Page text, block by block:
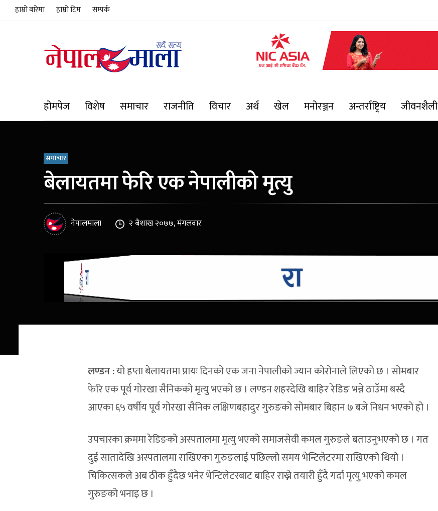
हाम्रो बारेमा हाम्रो टिम सम्पर्क
होमपेज विशेष समाचार राजनीति विचार अर्थ खेल मनोरञ्जन अन्तर्राष्ट्रिय जीवनशैली
समाचार
बेलायतमा फेरि एक नेपालीको मृत्यु
नेपालमाला २ बैशाख २०७७, मंगलवार
लण्डन:यो हप्ता बेलायतमा प्रायः दिनको एक जना नेपालीको ज्यान कोरोनाले लिएको छ । सोमबार
फेरि एक पूर्व गोरखा सैनिकको मृत्यु भएको छ । लण्डन शहरदेखि बाहिर रेडिङ भन्ने ठाउँमा बस्दै
आएका ६५ वर्षीय पूर्व गोरखा सैनिक लक्षिणबहादुर गुरुङको सोमबार बिहान ७ बजे निधन भएको हो ।
उपचारका क्रममा रेडिङको अस्पतालमा मृत्यु भएको समाजसेवी कमल गुरुङले बताउनुभएको छ । गत
दुई सातादेखि अस्पतालमा राखिएका गुरुङलाई पछिल्लो समय भेन्टिलेटरमा राखिएको थियो ।
चिकित्सकले अब ठीक हुँदैछ भनेर भेन्टिलेटरबाट बाहिर राख्ने तयारी हुँदै गर्दा मृत्यु भएको कमल
गुरुङको भनाइ छ ।